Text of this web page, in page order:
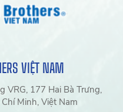
VIỆT NAM
VRG, 177 Hai Bà Trưng,
Minh, Việt Nam